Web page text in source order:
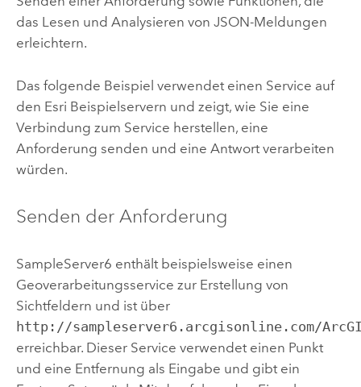
das Lesen und Analysieren von JSON-Meldungen
erleichtern.
Das folgende Beispiel verwendet einen Service auf
den Esri Beispielservern und zeigt, wie Sie eine
Verbindung zum Service herstellen, eine
Anforderung senden und eine Antwort verarbeiten
würden.
Senden der Anforderung
SampleServer6 enthält beispielsweise einen
Geoverarbeitungsservice zur Erstellung von
Sichtfeldern und ist über
http://sampleserver6.arcgisonline.com/
erreichbar. Dieser Service verwendet einen Punkt
und eine Entfernung als Eingabe und gibt ein